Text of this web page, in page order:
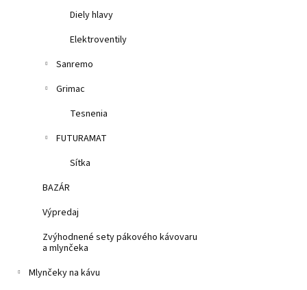
Diely hlavy
Elektroventily
Sanremo
Grimac
Tesnenia
FUTURAMAT
Sítka
BAZÁR
Výpredaj
Zvýhodnené sety pákového kávovaru
a mlynčeka
Mlynčeky na kávu